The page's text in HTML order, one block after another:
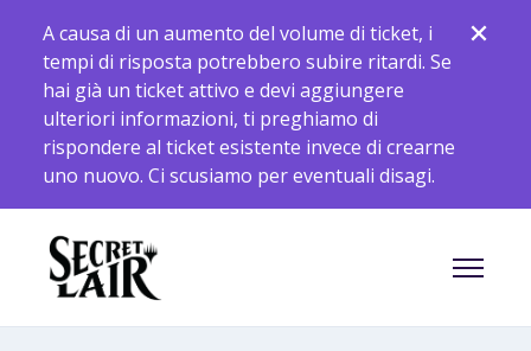
A causa di un aumento del volume di ticket, i
tempi di risposta potrebbero subire ritardi. Se
hai già un ticket attivo e devi aggiungere
ulteriori informazioni, ti preghiamo di
rispondere al ticket esistente invece di crearne
uno nuovo. Ci scusiamo per eventuali disagi.
Alterna